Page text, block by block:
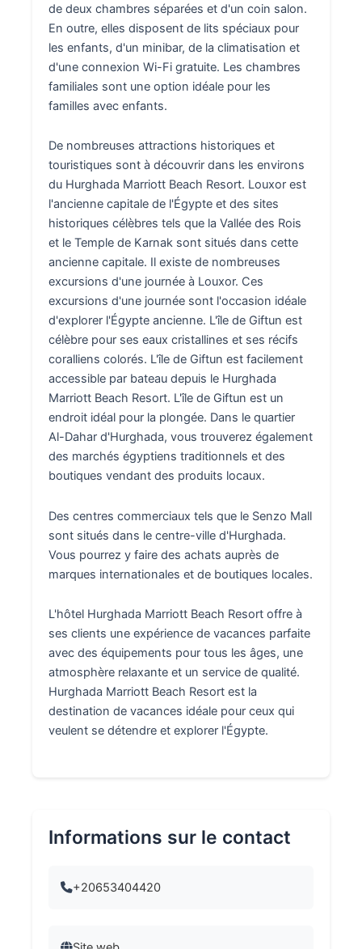
de deux chambres séparées et d'un coin salon.
En outre, elles disposent de lits spéciaux pour
les enfants, d'un minibar, de la climatisation et
d'une connexion Wi-Fi gratuite. Les chambres
familiales sont une option idéale pour les
familles avec enfants.
De nombreuses attractions historiques et
touristiques sont à découvrir dans les environs
du Hurghada Marriott Beach Resort. Louxor est
l'ancienne capitale de l'Égypte et des sites
historiques célèbres tels que la Vallée des Rois
et le Temple de Karnak sont situés dans cette
ancienne capitale. Il existe de nombreuses
excursions d'une journée à Louxor. Ces
excursions d'une journée sont l'occasion idéale
d'explorer l'Égypte ancienne. L'île de Giftun est
célèbre pour ses eaux cristallines et ses récifs
coralliens colorés. L'île de Giftun est facilement
accessible par bateau depuis le Hurghada
Marriott Beach Resort. L'île de Giftun est un
endroit idéal pour la plongée. Dans le quartier
Al-Dahar d'Hurghada, vous trouverez également
des marchés égyptiens traditionnels et des
boutiques vendant des produits locaux.
Des centres commerciaux tels que le Senzo Mall
sont situés dans le centre-ville d'Hurghada.
Vous pourrez y faire des achats auprès de
marques internationales et de boutiques locales.
L'hôtel Hurghada Marriott Beach Resort offre à
ses clients une expérience de vacances parfaite
avec des équipements pour tous les âges, une
atmosphère relaxante et un service de qualité.
Hurghada Marriott Beach Resort est la
destination de vacances idéale pour ceux qui
veulent se détendre et explorer l'Égypte.
Informations sur le contact
+20653404420